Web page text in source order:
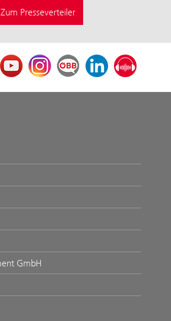
Zum Presseverteiler
YoutubeInstagramÖBB Corporate Blog
LinkedInPodcast
GmbH